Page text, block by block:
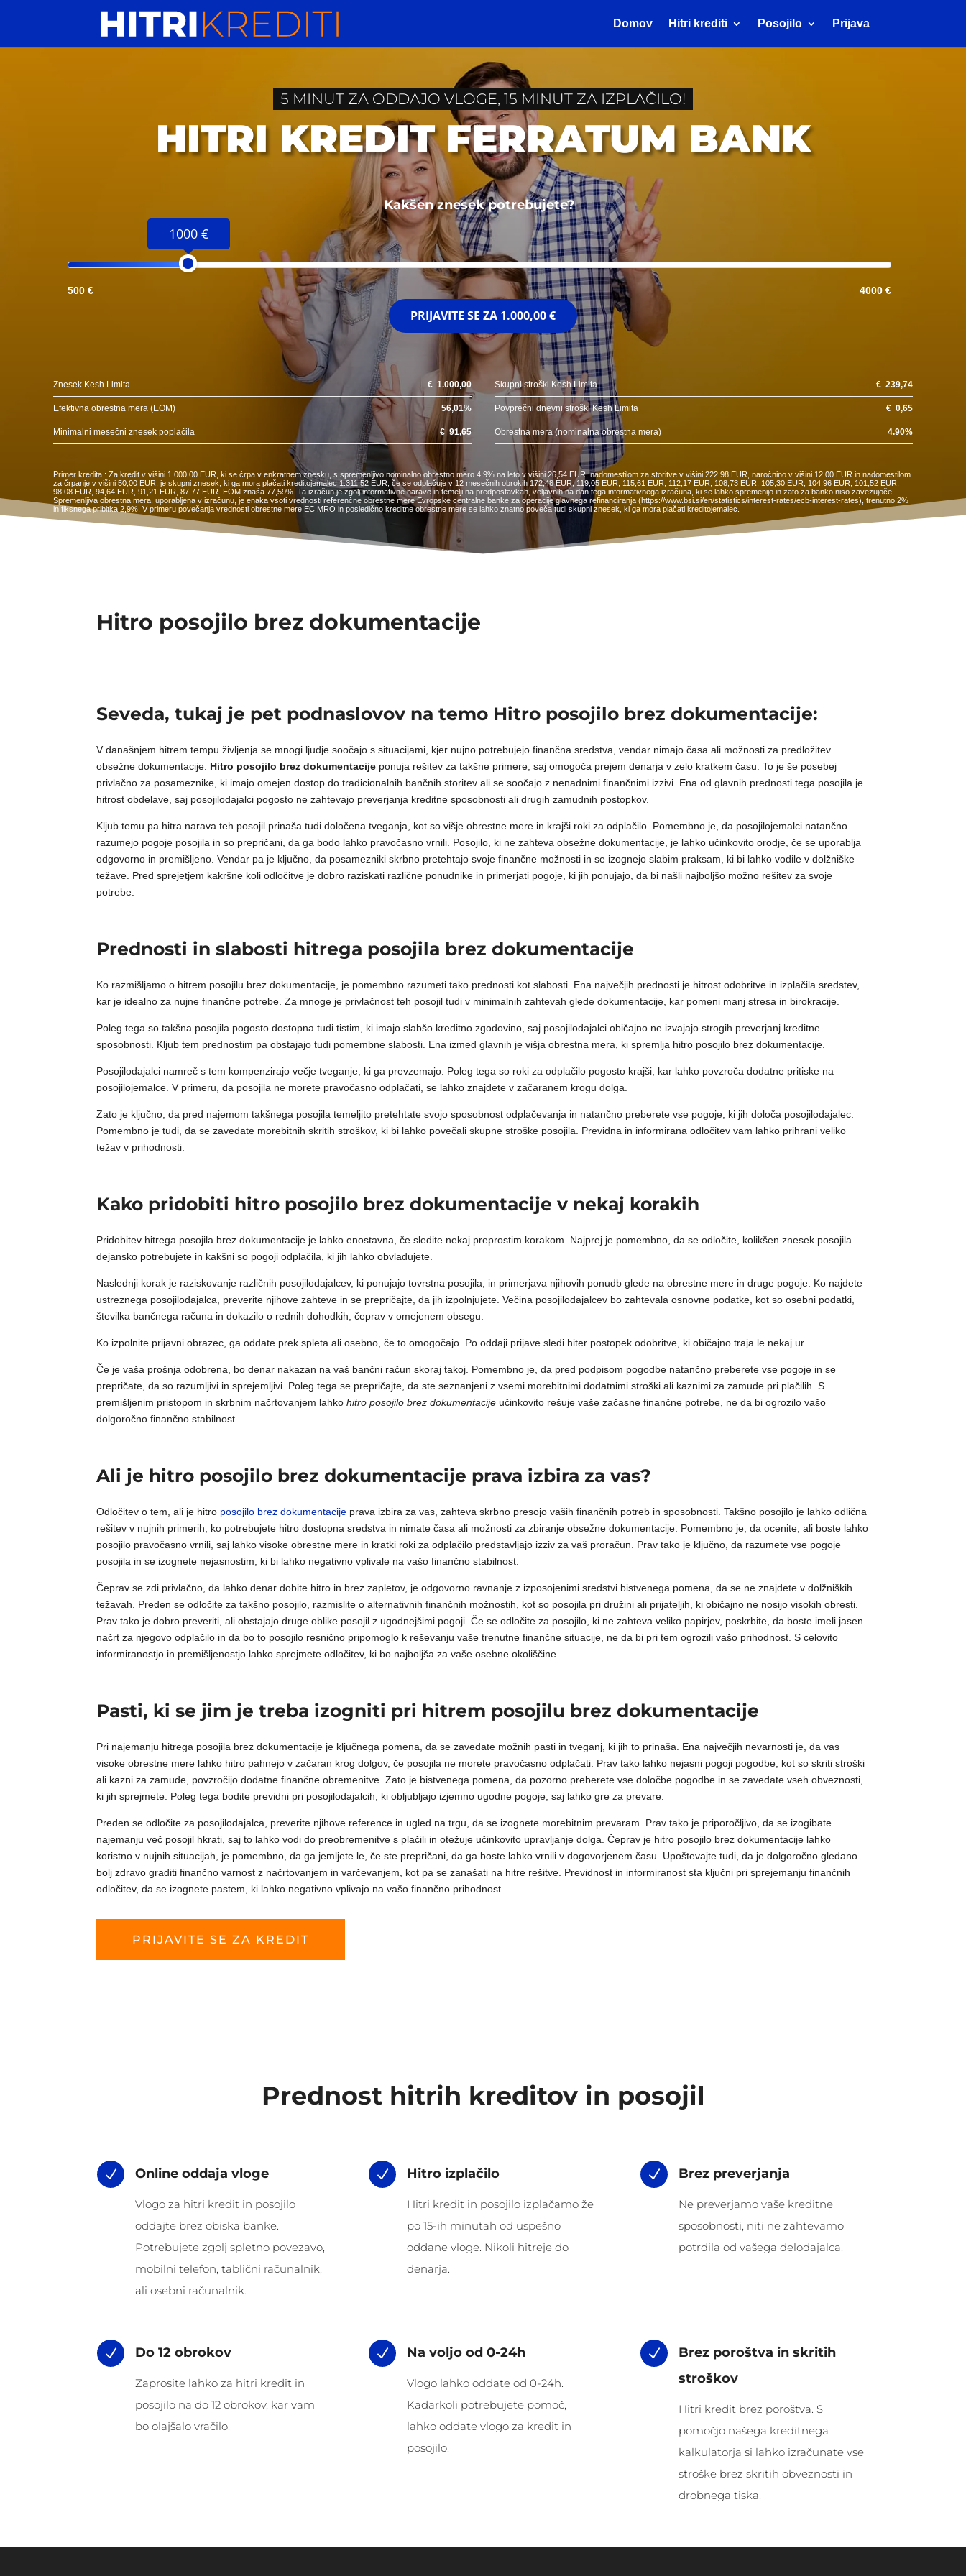
Domov Hitri krediti Posojilo Prijava
5 MINUT ZA ODDAJO VLOGE, 15 MINUT ZA IZPLAČILO!
HITRI KREDIT FERRATUM BANK
Kakšen znesek potrebujete?
1000 €
500 € 4000 €
PRIJAVITE SE ZA 1.000,00 €
Znesek Kesh Limita € 1.000,00 Skupni stroški Kesh Limita €239,74
Efektivna obrestna mera (EOM) 56,01% Povprečni dnevni stroški Kesh Limita €0,65
Minimalni mesečni znesek poplačila € 91,65 Obrestna mera (nominalna obrestna mera) 4.90%
Primer kredita : Za kredit v višini 1.000,00 EUR, ki se črpa v enkratnem znesku, s spremenljivo nominalno obrestno mero 4,9% na leto v višini 26,54 EUR, nadomestilom za storitve v višini 222,98 EUR, naročnino v višini 12,00 EUR in nadomestilom
za črpanje v višini 50,00 EUR, je skupni znesek, ki ga mora plačati kreditojemalec 1.311,52 EUR, če se odplačuje v 12 mesečnih obrokih 172,48 EUR, 119,05 EUR, 115,61 EUR, 112,17 EUR, 108,73 EUR, 105,30 EUR, 104,96 EUR, 101,52 EUR,
98,08 EUR, 94,64 EUR, 91,21 EUR, 87,77 EUR. EOM znaša 77,59%. Ta izračun je zgolj informativne narave in temelji na predpostavkah, veljavnih na dan tega informativnega izračuna, ki se lahko spremenijo in zato za banko niso zavezujoče.
Spremenljiva obrestna mera, uporabljena v izračunu, je enaka vsoti vrednosti referenčne obrestne mere Evropske centralne banke za operacije glavnega refinanciranja (https://www.bsi.si/en/statistics/interest-rates/ecb-interest-rates), trenutno 2%
in fiksnega pribitka 2,9%. V primeru povečanja vrednosti obrestne mere EC MRO in posledično kreditne obrestne mere se lahko znatno poveča tudi skupni znesek, ki ga mora plačati kreditojemalec.
Hitro posojilo brez dokumentacije
Seveda, tukaj je pet podnaslovov na temo Hitro posojilo brez dokumentacije:
V današnjem hitrem tempu življenja se mnogi ljudje soočajo s situacijami, kjer nujno potrebujejo finančna sredstva, vendar nimajo časa ali možnosti za predložitev
obsežne dokumentacije. Hitro posojilo brez dokumentacije ponuja rešitev za takšne primere, saj omogoča prejem denarja v zelo kratkem času. To je še posebej
privlačno za posameznike, ki imajo omejen dostop do tradicionalnih bančnih storitev ali se soočajo z nenadnimi finančnimi izzivi. Ena od glavnih prednosti tega posojila je
hitrost obdelave, saj posojilodajalci pogosto ne zahtevajo preverjanja kreditne sposobnosti ali drugih zamudnih postopkov.
Kljub temu pa hitra narava teh posojil prinaša tudi določena tveganja, kot so višje obrestne mere in krajši roki za odplačilo. Pomembno je, da posojilojemalci natančno
razumejo pogoje posojila in so prepričani, da ga bodo lahko pravočasno vrnili. Posojilo, ki ne zahteva obsežne dokumentacije, je lahko učinkovito orodje, če se uporablja
odgovorno in premišljeno. Vendar pa je ključno, da posamezniki skrbno pretehtajo svoje finančne možnosti in se izognejo slabim praksam, ki bi lahko vodile v dolžniške
težave. Pred sprejetjem kakršne koli odločitve je dobro raziskati različne ponudnike in primerjati pogoje, ki jih ponujajo, da bi našli najboljšo možno rešitev za svoje
potrebe.
Prednosti in slabosti hitrega posojila brez dokumentacije
Ko razmišljamo o hitrem posojilu brez dokumentacije, je pomembno razumeti tako prednosti kot slabosti. Ena največjih prednosti je hitrost odobritve in izplačila sredstev,
kar je idealno za nujne finančne potrebe. Za mnoge je privlačnost teh posojil tudi v minimalnih zahtevah glede dokumentacije, kar pomeni manj stresa in birokracije.
Poleg tega so takšna posojila pogosto dostopna tudi tistim, ki imajo slabšo kreditno zgodovino, saj posojilodajalci običajno ne izvajajo strogih preverjanj kreditne
sposobnosti. Kljub tem prednostim pa obstajajo tudi pomembne slabosti. Ena izmed glavnih je višja obrestna mera, ki spremlja hitro posojilo brez dokumentacije.
Posojilodajalci namreč s tem kompenzirajo večje tveganje, ki ga prevzemajo. Poleg tega so roki za odplačilo pogosto krajši, kar lahko povzroča dodatne pritiske na
posojilojemalce. V primeru, da posojila ne morete pravočasno odplačati, se lahko znajdete v začaranem krogu dolga.
Zato je ključno, da pred najemom takšnega posojila temeljito pretehtate svojo sposobnost odplačevanja in natančno preberete vse pogoje, ki jih določa posojilodajalec.
Pomembno je tudi, da se zavedate morebitnih skritih stroškov, ki bi lahko povečali skupne stroške posojila. Previdna in informirana odločitev vam lahko prihrani veliko
težav v prihodnosti.
Kako pridobiti hitro posojilo brez dokumentacije v nekaj korakih
Pridobitev hitrega posojila brez dokumentacije je lahko enostavna, če sledite nekaj preprostim korakom. Najprej je pomembno, da se odločite, kolikšen znesek posojila
dejansko potrebujete in kakšni so pogoji odplačila, ki jih lahko obvladujete.
Naslednji korak je raziskovanje različnih posojilodajalcev, ki ponujajo tovrstna posojila, in primerjava njihovih ponudb glede na obrestne mere in druge pogoje. Ko najdete
ustreznega posojilodajalca, preverite njihove zahteve in se prepričajte, da jih izpolnjujete. Večina posojilodajalcev bo zahtevala osnovne podatke, kot so osebni podatki,
številka bančnega računa in dokazilo o rednih dohodkih, čeprav v omejenem obsegu.
Ko izpolnite prijavni obrazec, ga oddate prek spleta ali osebno, če to omogočajo. Po oddaji prijave sledi hiter postopek odobritve, ki običajno traja le nekaj ur.
Če je vaša prošnja odobrena, bo denar nakazan na vaš bančni račun skoraj takoj. Pomembno je, da pred podpisom pogodbe natančno preberete vse pogoje in se
prepričate, da so razumljivi in sprejemljivi. Poleg tega se prepričajte, da ste seznanjeni z vsemi morebitnimi dodatnimi stroški ali kaznimi za zamude pri plačilih. S
premišljenim pristopom in skrbnim načrtovanjem lahkohitro posojilo brez dokumentacije učinkovito rešuje vaše začasne finančne potrebe, ne da bi ogrozilo vašo
dolgoročno finančno stabilnost.
Ali je hitro posojilo brez dokumentacije prava izbira za vas?
Odločitev o tem, ali je hitro posojilo brez dokumentacije prava izbira za vas, zahteva skrbno presojo vaših finančnih potreb in sposobnosti. Takšno posojilo je lahko odlična
rešitev v nujnih primerih, ko potrebujete hitro dostopna sredstva in nimate časa ali možnosti za zbiranje obsežne dokumentacije. Pomembno je, da ocenite, ali boste lahko
posojilo pravočasno vrnili, saj lahko visoke obrestne mere in kratki roki za odplačilo predstavljajo izziv za vaš proračun. Prav tako je ključno, da razumete vse pogoje
posojila in se izognete nejasnostim, ki bi lahko negativno vplivale na vašo finančno stabilnost.
Čeprav se zdi privlačno, da lahko denar dobite hitro in brez zapletov, je odgovorno ravnanje z izposojenimi sredstvi bistvenega pomena, da se ne znajdete v dolžniških
težavah. Preden se odločite za takšno posojilo, razmislite o alternativnih finančnih možnostih, kot so posojila pri družini ali prijateljih, ki običajno ne nosijo visokih obresti.
Prav tako je dobro preveriti, ali obstajajo druge oblike posojil z ugodnejšimi pogoji. Če se odločite za posojilo, ki ne zahteva veliko papirjev, poskrbite, da boste imeli jasen
načrt za njegovo odplačilo in da bo to posojilo resnično pripomoglo k reševanju vaše trenutne finančne situacije, ne da bi pri tem ogrozili vašo prihodnost. S celovito
informiranostjo in premišljenostjo lahko sprejmete odločitev, ki bo najboljša za vaše osebne okoliščine.
Pasti, ki se jim je treba izogniti pri hitrem posojilu brez dokumentacije
Pri najemanju hitrega posojila brez dokumentacije je ključnega pomena, da se zavedate možnih pasti in tveganj, ki jih to prinaša. Ena največjih nevarnosti je, da vas
visoke obrestne mere lahko hitro pahnejo v začaran krog dolgov, če posojila ne morete pravočasno odplačati. Prav tako lahko nejasni pogoji pogodbe, kot so skriti stroški
ali kazni za zamude, povzročijo dodatne finančne obremenitve. Zato je bistvenega pomena, da pozorno preberete vse določbe pogodbe in se zavedate vseh obveznosti,
ki jih sprejmete. Poleg tega bodite previdni pri posojilodajalcih, ki obljubljajo izjemno ugodne pogoje, saj lahko gre za prevare.
Preden se odločite za posojilodajalca, preverite njihove reference in ugled na trgu, da se izognete morebitnim prevaram. Prav tako je priporočljivo, da se izogibate
najemanju več posojil hkrati, saj to lahko vodi do preobremenitve s plačili in otežuje učinkovito upravljanje dolga. Čeprav je hitro posojilo brez dokumentacije lahko
koristno v nujnih situacijah, je pomembno, da ga jemljete le, če ste prepričani, da ga boste lahko vrnili v dogovorjenem času. Upoštevajte tudi, da je dolgoročno gledano
bolj zdravo graditi finančno varnost z načrtovanjem in varčevanjem, kot pa se zanašati na hitre rešitve. Previdnost in informiranost sta ključni pri sprejemanju finančnih
odločitev, da se izognete pastem, ki lahko negativno vplivajo na vašo finančno prihodnost.
PRIJAVITE SE ZA KREDIT
Prednost hitrih kreditov in posojil
N Online oddaja vloge
Vlogo za hitri kredit in posojilo
oddajte brez obiska banke.
Potrebujete zgolj spletno povezavo,
mobilni telefon, tablični računalnik,
ali osebni računalnik.
N Hitro izplačilo
Hitri kredit in posojilo izplačamo že
po 15-ih minutah od uspešno
oddane vloge. Nikoli hitreje do
denarja.
N Brez preverjanja
Ne preverjamo vaše kreditne
sposobnosti, niti ne zahtevamo
potrdila od vašega delodajalca.
N Do 12 obrokov
Zaprosite lahko za hitri kredit in
posojilo na do 12 obrokov, kar vam
bo olajšalo vračilo.
N Na voljo od 0-24h
Vlogo lahko oddate od 0-24h.
Kadarkoli potrebujete pomoč,
lahko oddate vlogo za kredit in
posojilo.
N
Brez poroštva in skritih
stroškov
Hitri kredit brez poroštva. S
pomočjo našega kreditnega
kalkulatorja si lahko izračunate vse
stroške brez skritih obveznosti in
drobnega tiska.